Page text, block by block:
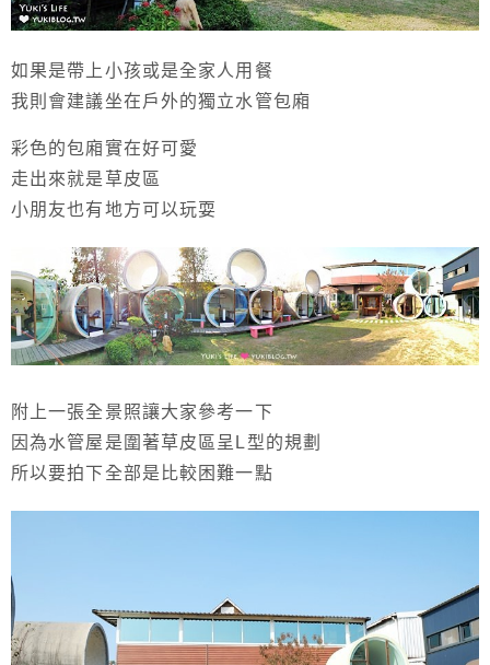
如果是帶上小孩或是全家人用餐
我則會建議坐在戶外的獨立水管包廂
彩色的包廂實在好可愛
走出來就是草皮區
小朋友也有地方可以玩耍
附上一張全景照讓大家參考一下
因為水管屋是圍著草皮區呈L型的規劃
所以要拍下全部是比較困難一點